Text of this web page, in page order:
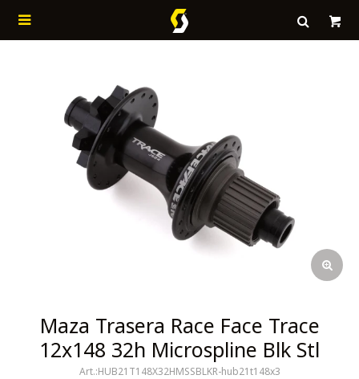

Maza Trasera Race Face Trace
12x148 32h Microspline Blk Stl
HUB21T148X32HMSSBLKR-hub21t148x3